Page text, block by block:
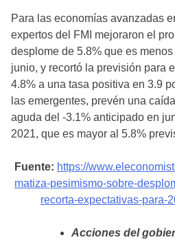
Para las economías avanzadas
expertos del FMI mejoraron el
desplome de 5.8% que es
junio, y recortó la previsión para
4.8% a una tasa positiva en 3.9
las emergentes, prevén una
aguda del -3.1% anticipado en
2021, que es mayor al 5.8%
Fuente: https://
matiza-pesimismo-sobre-
recorta-expectativas-para-
Acciones del